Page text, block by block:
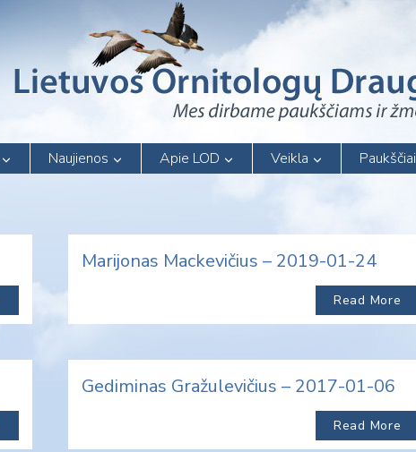
Naujienos Apie LOD Veikla Paukščiai
Marijonas Mackevičius – 2019-01-24
Read More
Gediminas Gražulevičius – 2017-01-06
Read More